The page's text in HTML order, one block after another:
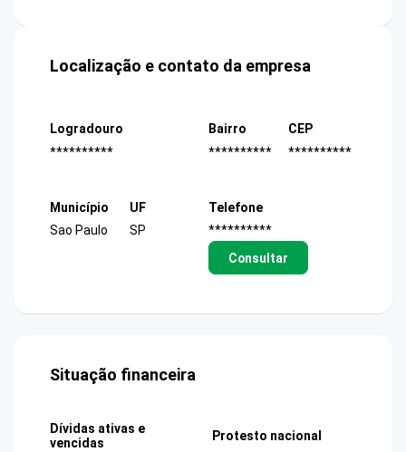
Localização e contato da empresa
Logradouro
**********
Bairro
**********
CEP
**********
Município
Sao Paulo
UF
SP
Telefone
**********
Consultar
Situação financeira
Dívidas ativas e
vencidas
Protesto nacional